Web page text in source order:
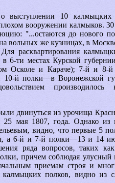
выступлении 10
вооружении калмыков. 30
"...остаются до нового
вольных же кузницах, в
расквартирования
6-ти местах Курской
Осколе и Караче); 7-й и 8-
й полки—в Воронежской
производилось
двинуться из урочища
25 мая 1807, года. Однако из
видно, что первые 5
а 6-й и 7-й полки—13 и 14
ряда вопросов, таких
причем соблюдая улусный
приемам строя и
калмыцких полков, видно из